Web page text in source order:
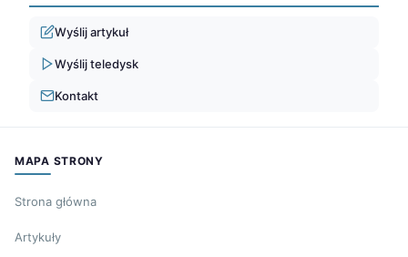
Wyślij artykuł
Wyślij teledysk
Kontakt
MAPA STRONY
Strona główna
Artykuły